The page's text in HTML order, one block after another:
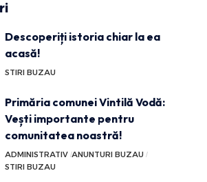
Descoperiți istoria chiar la ea
acasă!
STIRI BUZAU
Primăria comunei Vintilă Vodă:
Vești importante pentru
comunitatea noastră!
ADMINISTRATIV ANUNTURI BUZAU
STIRI BUZAU